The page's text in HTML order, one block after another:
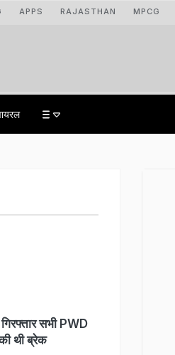
APPS RAJASTHAN MPCG
सभी PWD
थी ब्रेक